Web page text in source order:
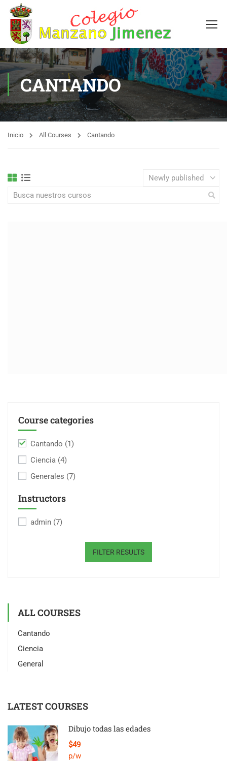
CANTANDO
Inicio All Courses Cantando
Course categories
Cantando (1)
Ciencia (4)
Generales (7)
Instructors
admin (7)
FILTER RESULTS
ALL COURSES
Cantando
Ciencia
General
LATEST COURSES
Dibujo todas las edades
$49
p/w